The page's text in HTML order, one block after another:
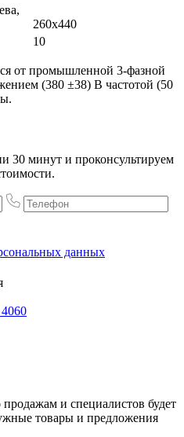
260х440
10
от промышленной 3-фазной
(380 ±38) В частотой (50
30 минут и проконсультируем
данных
и специалистов будет
товары и предложения